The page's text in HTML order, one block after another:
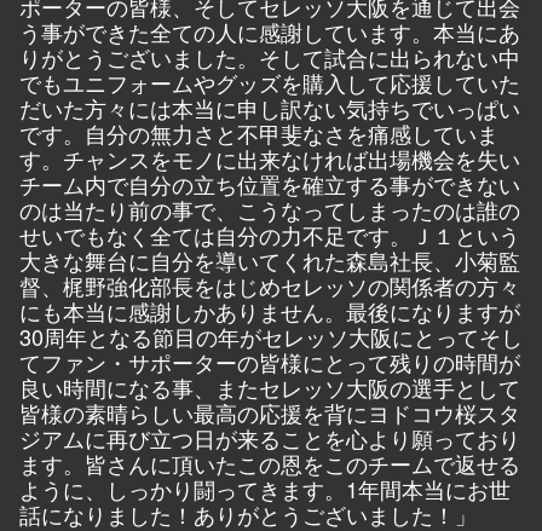
う事ができた全ての人に感謝しています。本当にあ
りがとうございました。そして試合に出られない中
でもユニフォームやグッズを購入して応援していた
だいた方々には本当に申し訳ない気持ちでいっぱい
です。自分の無力さと不甲斐なさを痛感していま
す。チャンスをモノに出来なければ出場機会を失い
チーム内で自分の立ち位置を確立する事ができない
のは当たり前の事で、こうなってしまったのは誰の
せいでもなく全ては自分の力不足です。Ｊ１という
大きな舞台に自分を導いてくれた森島社長、小菊監
督、梶野強化部長をはじめセレッソの関係者の方々
にも本当に感謝しかありません。最後になりますが
30周年となる節目の年がセレッソ大阪にとってそし
てファン・サポーターの皆様にとって残りの時間が
良い時間になる事、またセレッソ大阪の選手として
皆様の素晴らしい最高の応援を背にヨドコウ桜スタ
ジアムに再び立つ日が来ることを心より願っており
ます。皆さんに頂いたこの恩をこのチームで返せる
ように、しっかり闘ってきます。1年間本当にお世
話になりました！ありがとうございました！」